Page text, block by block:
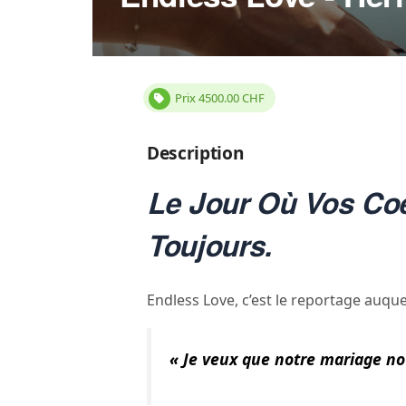
Prix4500.00CHF
Description
Le Jour Où Vos
Toujours.
Endless Love, c’est le reportage
« Je veux que notre mariage